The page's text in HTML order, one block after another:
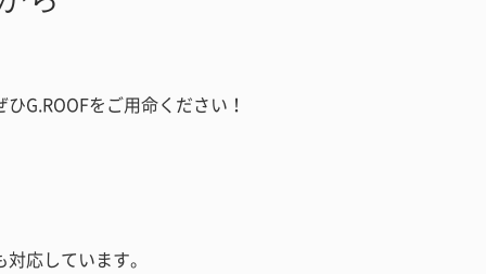
G.ROOFをご用命ください！
応しています。